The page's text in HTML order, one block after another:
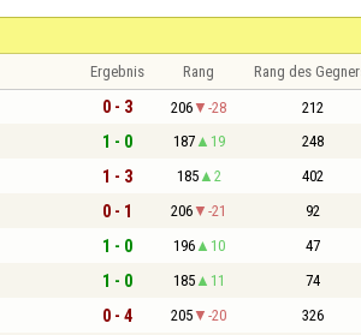
Ergebnis Rang Rang des
0 - 3 206 -28 212
1 - 0 187 19 248
1 - 3 185 2 402
0 - 1 206 -21 92
1 - 0 196 10 47
1 - 0 185 11 74
0 - 4 205 -20 326